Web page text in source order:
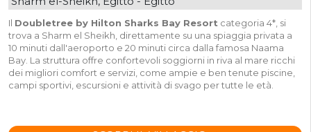
Il Doubletree by Hilton Sharks Bay Resort categoria 4*, si
trova a Sharm el Sheikh, direttamente su una spiaggia privata a
10 minuti dall'aeroporto e 20 minuti circa dalla famosa Naama
Bay. La struttura offre confortevoli soggiorni in riva al mare ricchi
dei migliori comfort e servizi, come ampie e ben tenute piscine,
campi sportivi, escursioni e attività di svago per tutte le età.